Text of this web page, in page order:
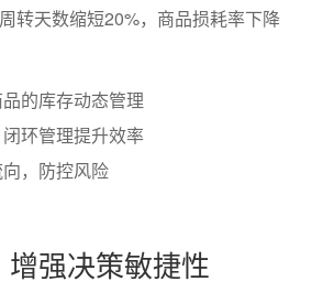
转天数缩短20%，商品损耗率下降
的库存动态管理
环管理提升效率
，防控风险
强决策敏捷性